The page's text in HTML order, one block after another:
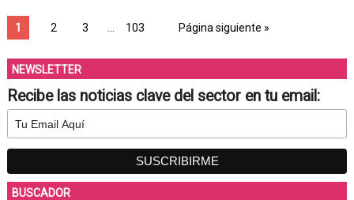
1 2 3 103 Página siguiente »
NEWSLETTER
Recibe las noticias clave del sector en tu email:
BUSCADOR